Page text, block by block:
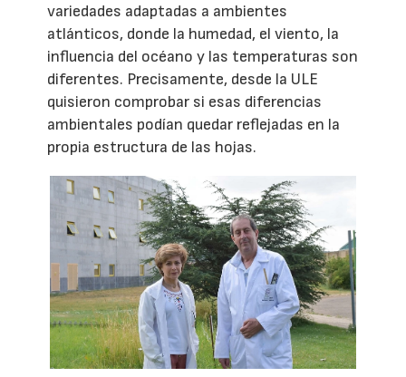
variedades adaptadas a ambientes
atlánticos, donde la humedad, el viento, la
influencia del océano y las temperaturas son
diferentes. Precisamente, desde la ULE
quisieron comprobar si esas diferencias
ambientales podían quedar reflejadas en la
propia estructura de las hojas.